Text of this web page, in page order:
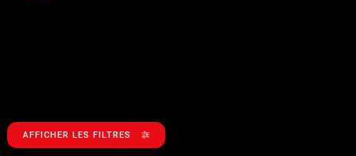
AFFICHER LES FILTRES